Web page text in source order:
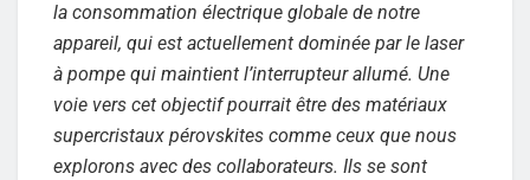
la consommation électrique globale de notre
appareil, qui est actuellement dominée par le laser
à pompe qui maintient l’interrupteur allumé. Une
voie vers cet objectif pourrait être des matériaux
supercristaux pérovskites comme ceux que nous
explorons avec des collaborateurs. Ils se sont